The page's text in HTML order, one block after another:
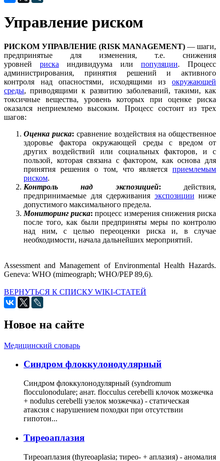
Управление риском
РИСКОМ УПРАВЛЕНИЕ (RISK MANAGEMENT) — шаги,
предпринятые для изменения, т.е. снижения
уровней риска индивидуума или популяции. Процесс
администрирования, принятия решений и активного
контроля над опасностями, исходящими из окружающей
среды, приводящими к развитию заболеваний, такими, как
токсичные вещества, уровень которых при оценке риска
оказался неприемлемо высоким. Процесс состоит из трех
шагов:
Оценка риска: сравнение воздействия на общественное
здоровье фактора окружающей среды с вредом от
других воздействий или социальных факторов, и с
пользой, которая связана с фактором, как основа для
принятия решения о том, что является приемлемым
риском.
Контроль над экспозицией: действия,
предпринимаемые для сдерживания экспозиции ниже
допустимого максимального предела.
Мониторинг риска:процесс измерения снижения риска
после того, как были предприняты меры по контролю
над ним, с целью переоценки риска и, в случае
необходимости, начала дальнейших мероприятий.
Assessment and Management of Environmental Health Hazards.
Geneva: WHO (mimeograph; WHO/PEP 89,6).
ВЕРНУТЬСЯ К СПИСКУ WIKI-СТАТЕЙ
Новое на сайте
Медицинский словарь
Cиндром флоккулонодулярный
Синдром флоккулонодулярный (syndromum
flocculonodulare; анат. flocculus cerebelli клочок мозжечка
+ nodulus cerebelli узелок мозжечка) - статическая
атаксия с нарушением походки при отсутствии
гипотон...
Тиреоаплазия
Тиреоаплазия (thyreoaplasia; тирео- + аплазия) - аномалия